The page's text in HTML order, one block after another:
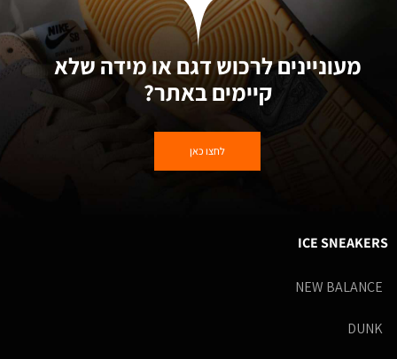
מעוניינים לרכוש דגם או מידה שלא
קיימים באתר?
לחצו כאן
ICE SNEAKERS
NEW BALANCE
DUNK